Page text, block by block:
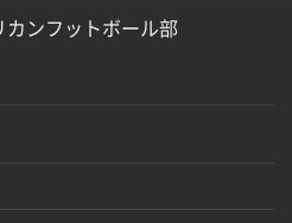
カンフットボール部